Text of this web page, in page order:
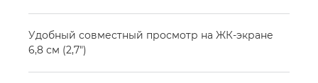
Удобный совместный просмотр на ЖК-экране
6,8 см (2,7")